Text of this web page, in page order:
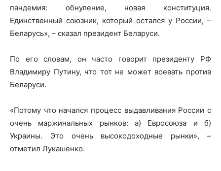
пандемия: обнуление, новая конституция.
Единственный союзник, который остался у России, –
Беларусь», – сказал президент Беларуси.
По его словам, он часто говорит президенту РФ
Владимиру Путину, что тот не может воевать против
Беларуси.
«Потому что начался процесс выдавливания России с
очень маржинальных рынков: а) Евросоюза и б)
Украины. Это очень высокодоходные рынки», –
отметил Лукашенко.